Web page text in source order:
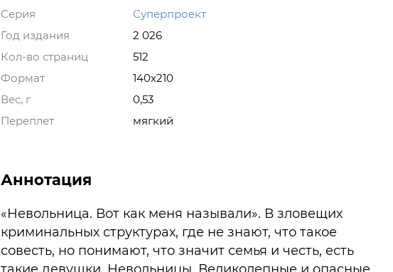
Серия
Суперпроект
Год издания
2 026
Кол-во страниц
512
Формат
140х210
Вес, г
0,53
Переплет
мягкий
Аннотация
«Невольница. Вот как меня называли». В зловещих
криминальных структурах, где не знают, что такое
совесть, но понимают, что значит семья и честь, есть